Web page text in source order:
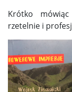
Krótko
rzetelnie i